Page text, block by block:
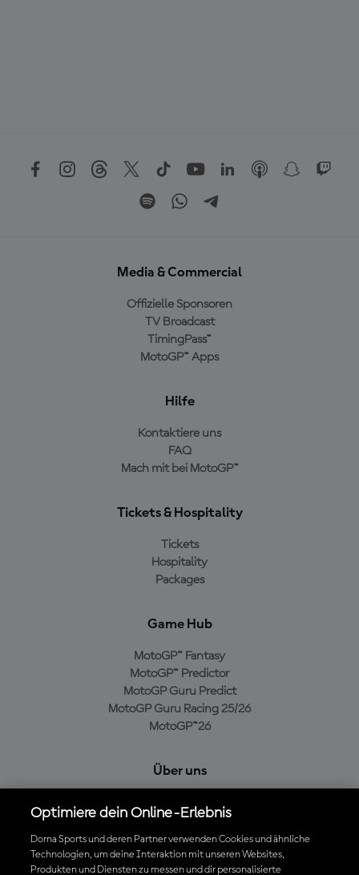
Media & Commercial
Offizielle Sponsoren
TV Broadcast
TimingPass™
MotoGP™ Apps
Hilfe
Kontaktiere uns
FAQ
Mach mit bei MotoGP™
Tickets & Hospitality
Tickets
Hospitality
Packages
Game Hub
MotoGP™ Fantasy
MotoGP™ Predictor
MotoGP Guru Predict
MotoGP Guru Racing 25/26
MotoGP™26
Über uns
Cookie-Richtlinien
Geschäftsbedingungen
Datenschutzrichtlinien
Optimiere dein Online-Erlebnis
Dorna Sports und deren Partner verwenden Cookies und ähnliche
Technologien, um deine Interaktion mit unseren Websites,
Produkten und Diensten zu messen und dir personalisierte